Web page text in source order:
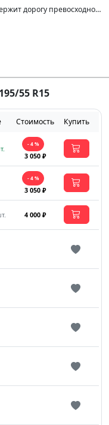
дорогу превосходно и
собираюсь на ней ездить
за эти деньги вообще
55 R15
Стоимость Купить
- 4 %
3 050 ₽
- 4 %
3 050 ₽
4 000 ₽